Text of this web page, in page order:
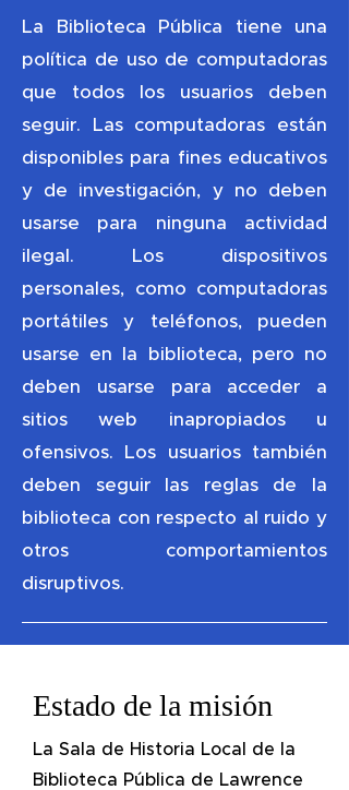
La Biblioteca Pública tiene una
política de uso de computadoras
que todos los usuarios deben
seguir. Las computadoras están
disponibles para fines educativos
y de investigación, y no deben
usarse para ninguna actividad
ilegal. Los dispositivos
personales, como computadoras
portátiles y teléfonos, pueden
usarse en la biblioteca, pero no
deben usarse para acceder a
sitios web inapropiados u
ofensivos. Los usuarios también
deben seguir las reglas de la
biblioteca con respecto al ruido y
otros comportamientos
disruptivos.
Estado de la misión
La Sala de Historia Local de la
Biblioteca Pública de Lawrence